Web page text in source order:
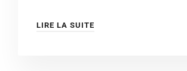
LIRE LA SUITE